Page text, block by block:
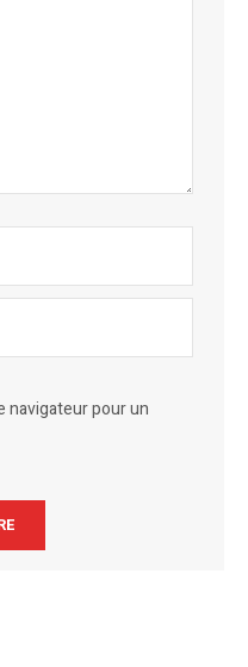
navigateur pour un